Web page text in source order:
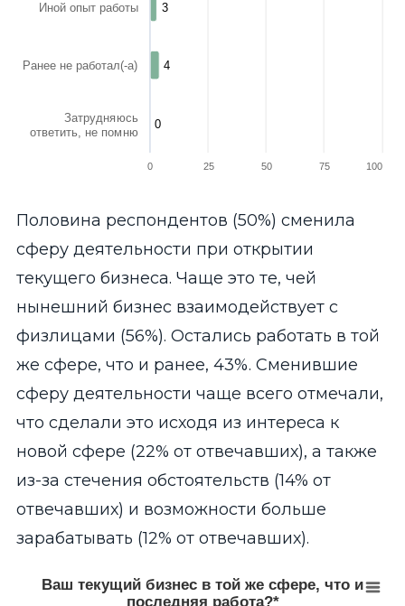
3
3
4
4
0
0
Иной опыт работы
Ранее не работал(-а)
Затрудняюсь
ответить, не помню
0 25 50 75 100
Половина респондентов (50%) сменила
сферу деятельности при открытии
текущего бизнеса. Чаще это те, чей
нынешний бизнес взаимодействует с
физлицами (56%). Остались работать в той
же сфере, что и ранее, 43%. Сменившие
сферу деятельности чаще всего отмечали,
что сделали это исходя из интереса к
новой сфере (22% от отвечавших), а также
из-за стечения обстоятельств (14% от
отвечавших) и возможности больше
зарабатывать (12% от отвечавших).
Ваш текущий бизнес в той же сфере, что и
Ваш текущий бизнес в той же сфере, что и
последняя работа?*